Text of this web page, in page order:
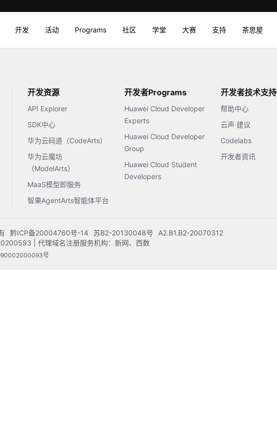
开发 活动 Programs 社区 学堂 大赛 支持 茶思屋
开发资源
API Explorer
SDK中心
华为云码道（CodeArts）
华为云魔坊
（ModelArts）
MaaS模型即服务
智果AgentArts智能体平台
开发者Programs
Huawei Cloud Developer
Experts
Huawei Cloud Developer
Group
Huawei Cloud Student
Developers
开发者技术支持
帮助中心
云声·建议
Codelabs
开发者资讯
黔ICP备20004760号-14 苏B2-20130048号
A2.B1.B2-20070312
| 代理域名注册服务机构：新网、西数
号